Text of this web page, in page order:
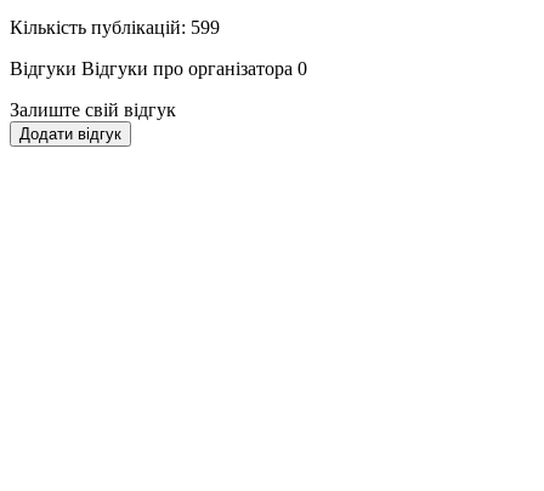
Кількість публікацій: 599
Відгуки Відгуки про організатора 0
Залиште свій відгук
Додати відгук